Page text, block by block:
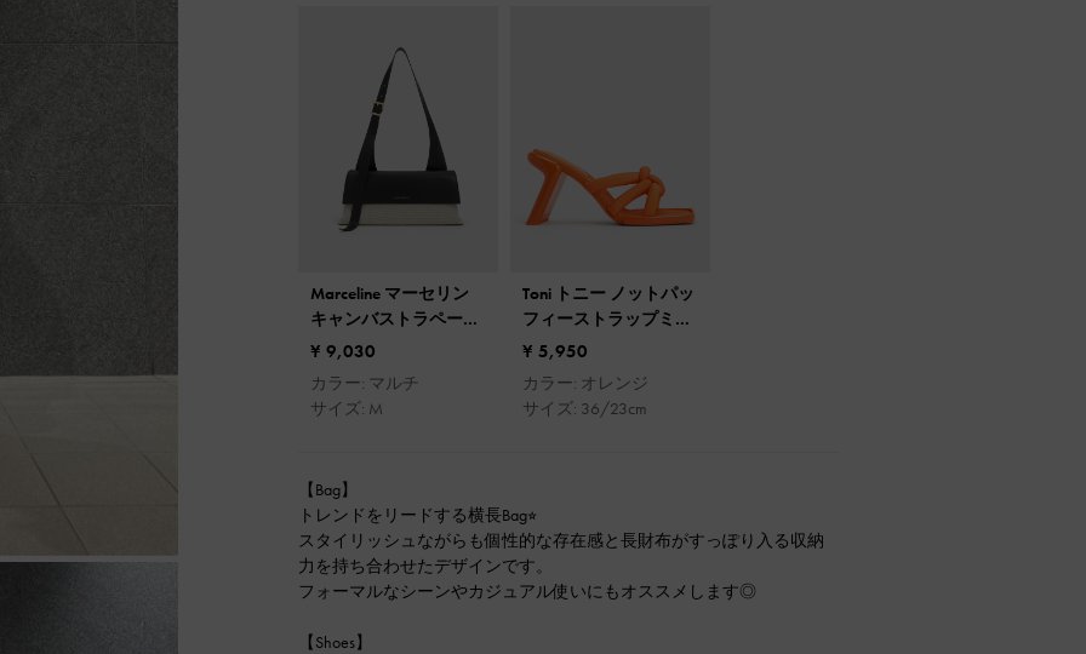
Marceline マーセリン
キャンバストラペーズ
ショルダーバッグ
¥ 9,030
カラー: マルチ
サイズ: M
Toni トニー ノットパッ
フィーストラップミュ
ール
¥ 5,950
カラー: オレンジ
サイズ: 36/23cm
【Bag】
トレンドをリードする横長Bag⭐︎
スタイリッシュながらも個性的な存在感と長財布がすっぽり入る収納
力を持ち合わせたデザインです。
フォーマルなシーンやカジュアル使いにもオススメします◎
【Shoes】